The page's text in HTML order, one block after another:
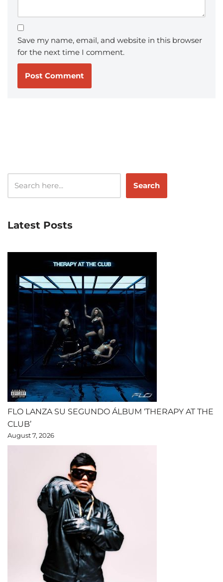
Save my name, email, and website in this browser
for the next time I comment.
Search
Latest Posts
FLO LANZA SU SEGUNDO ÁLBUM ‘THERAPY AT THE
CLUB’
August 7, 2026